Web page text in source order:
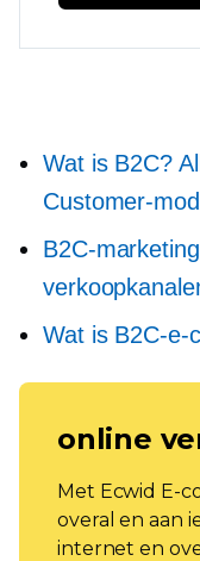
Wat is B2C?
Customer-
B2C-
Wat is B2C-e-
online
Met Ecwid E-
overal en aan
internet en